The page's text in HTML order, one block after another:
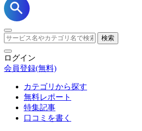
検索
ログイン
会員登録(無料)
カテゴリから探す
無料レポート
特集記事
口コミを書く